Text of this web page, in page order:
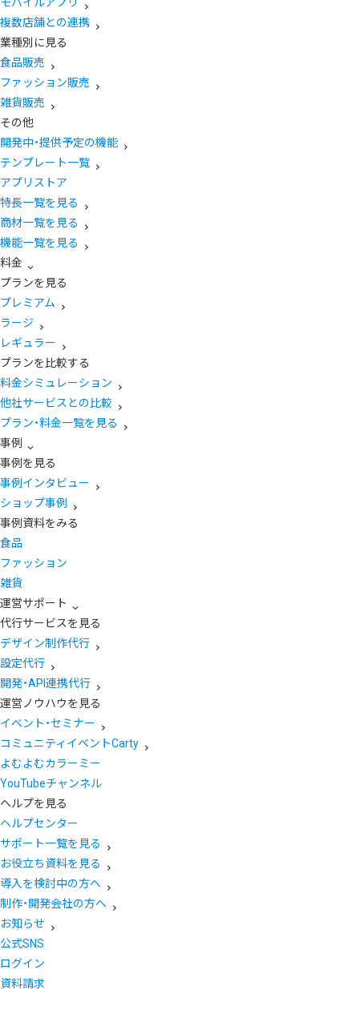
複数店舗との連携
業種別に見る
食品販売
ファッション販売
雑貨販売
その他
開発中・提供予定の機能
テンプレート一覧
アプリストア
特長一覧を見る
商材一覧を見る
機能一覧を見る
料金
プランを見る
プレミアム
ラージ
レギュラー
プランを比較する
料金シミュレーション
他社サービスとの比較
プラン・料金一覧を見る
事例
事例を見る
事例インタビュー
ショップ事例
事例資料をみる
食品
ファッション
雑貨
運営サポート
代行サービスを見る
デザイン制作代行
設定代行
開発・API連携代行
運営ノウハウを見る
イベント・セミナー
コミュニティイベントCarty
よむよむカラーミー
YouTubeチャンネル
ヘルプを見る
ヘルプセンター
サポート一覧を見る
お役立ち資料を見る
導入を検討中の方へ
制作・開発会社の方へ
お知らせ
公式SNS
ログイン
資料請求